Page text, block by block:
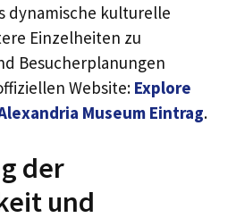
dynamische kulturelle
Einzelheiten zu
Besucherplanungen
Website: Explore
Museum Eintrag.
der
und